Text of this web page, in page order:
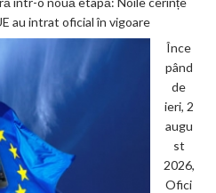
au intrat oficial în vigoare
Înce
pând
de
ieri, 2
augu
st
2026,
Ofici